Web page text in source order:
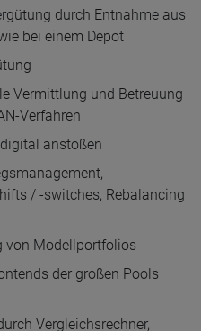
durch Entnahme aus
bei einem Depot
Vermittlung und Betreuung
Verfahren
anstoßen
/ -switches, Rebalancing
von Modellportfolios
der großen Pools
Vergleichsrechner,